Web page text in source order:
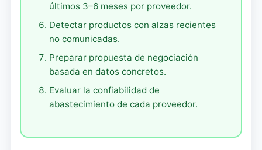
últimos 3–6 meses por proveedor.
Detectar productos con alzas recientes
no comunicadas.
Preparar propuesta de negociación
basada en datos concretos.
Evaluar la confiabilidad de
abastecimiento de cada proveedor.